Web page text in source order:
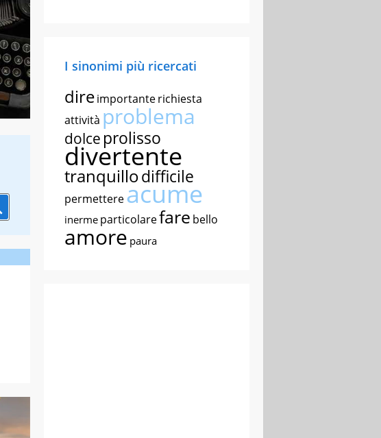
I sinonimi più ricercati
direimportanterichiesta
attività problema
dolce prolisso
divertente
tranquillodifficile
permettereacume
inerme particolarefare bello
amore paura